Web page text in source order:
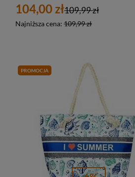
104,00 zł
Najniższa cena: 109,99 zł
109,99 zł
PROMOCJA